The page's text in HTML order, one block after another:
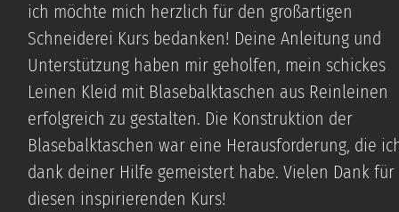
ich möchte mich herzlich für den großartigen
Schneiderei Kurs bedanken! Deine Anleitung und
Unterstützung haben mir geholfen, mein schickes
Leinen Kleid mit Blasebalktaschen aus Reinleinen
erfolgreich zu gestalten. Die Konstruktion der
Blasebalktaschen war eine Herausforderung, die
dank deiner Hilfe gemeistert habe. Vielen Dank für
diesen inspirierenden Kurs!